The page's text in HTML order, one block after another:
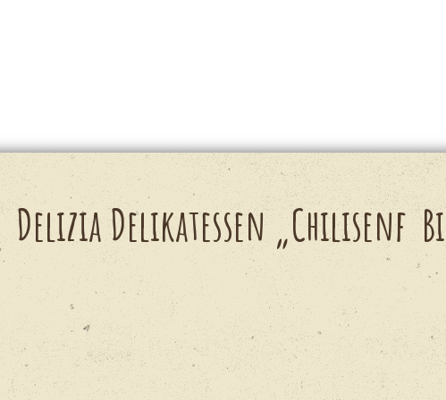
Delizia Delikatessen „Chilisenf